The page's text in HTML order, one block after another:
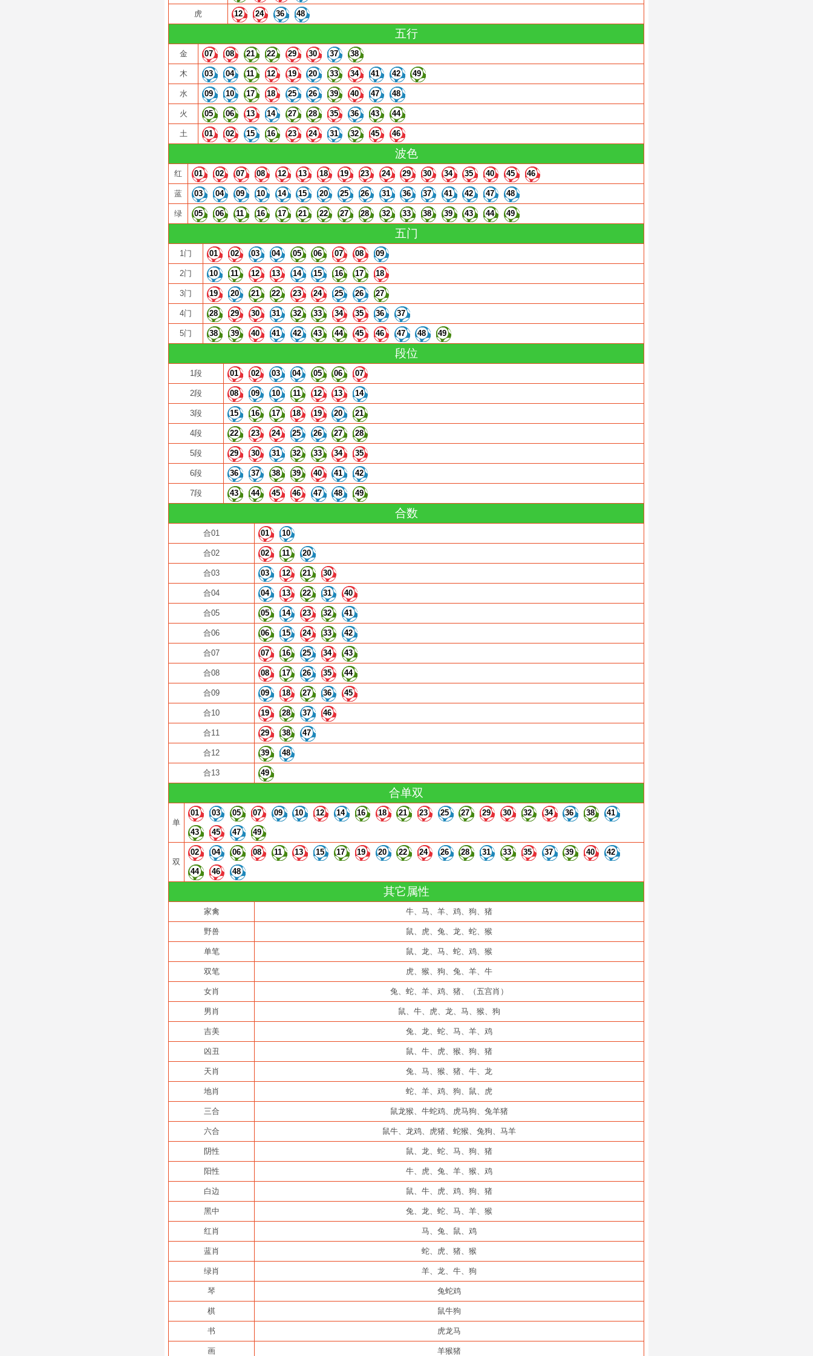
虎 12 24 36 48
五行
金 07 08 21 22 29 30 37 38
木 03 04 11 12 19 20 33 34 41 42 49
水 09 10 17 18 25 26 39 40 47 48
火 05 06 13 14 27 28 35 36 43 44
土 01 02 15 16 23 24 31 32 45 46
波色
红 01 02 07 08 12 13 18 19 23 24 29 30 34 35 40 45 46
蓝 03 04 09 10 14 15 20 25 26 31 36 37 41 42 47 48
绿 05 06 11 16 17 21 22 27 28 32 33 38 39 43 44 49
五门
1门 01 02 03 04 05 06 07 08 09
2门 10 11 12 13 14 15 16 17 18
3门 19 20 21 22 23 24 25 26 27
4门 28 29 30 31 32 33 34 35 36 37
5门 38 39 40 41 42 43 44 45 46 47 48 49
段位
1段 01 02 03 04 05 06 07
2段 08 09 10 11 12 13 14
3段 15 16 17 18 19 20 21
4段 22 23 24 25 26 27 28
5段 29 30 31 32 33 34 35
6段 36 37 38 39 40 41 42
7段 43 44 45 46 47 48 49
合数
合01 01 10
合02 02 11 20
合03 03 12 21 30
合04 04 13 22 31 40
合05 05 14 23 32 41
合06 06 15 24 33 42
合07 07 16 25 34 43
合08 08 17 26 35 44
合09 09 18 27 36 45
合10 19 28 37 46
合11 29 38 47
合12 39 48
合13 49
合单双
单
01 03 05 07 09 10 12 14 16 18 21 23 25 27 29 30 32 34 36 38 41
43 45 47 49
双
02 04 06 08 11 13 15 17 19 20 22 24 26 28 31 33 35 37 39 40 42
44 46 48
其它属性
家禽 牛、马、羊、鸡、狗、猪
野兽 鼠、虎、兔、龙、蛇、猴
单笔 鼠、龙、马、蛇、鸡、猴
双笔 虎、猴、狗、兔、羊、牛
女肖 兔、蛇、羊、鸡、猪、（五宫肖）
男肖 鼠、牛、虎、龙、马、猴、狗
吉美 兔、龙、蛇、马、羊、鸡
凶丑 鼠、牛、虎、猴、狗、猪
天肖 兔、马、猴、猪、牛、龙
地肖 蛇、羊、鸡、狗、鼠、虎
三合 鼠龙猴、牛蛇鸡、虎马狗、兔羊猪
六合 鼠牛、龙鸡、虎猪、蛇猴、兔狗、马羊
阴性 鼠、龙、蛇、马、狗、猪
阳性 牛、虎、兔、羊、猴、鸡
白边 鼠、牛、虎、鸡、狗、猪
黑中 兔、龙、蛇、马、羊、猴
红肖 马、兔、鼠、鸡
蓝肖 蛇、虎、猪、猴
绿肖 羊、龙、牛、狗
琴 兔蛇鸡
棋 鼠牛狗
书 虎龙马
画 羊猴猪